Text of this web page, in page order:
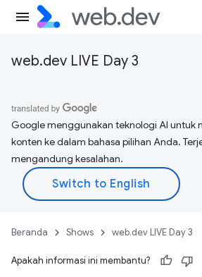
web.dev LIVE Day 3
Google menggunakan teknologi AI untuk
konten ke dalam bahasa pilihan Anda.
mengandung kesalahan.
Beranda Shows web.dev LIVE Day 3
Apakah informasi ini membantu?